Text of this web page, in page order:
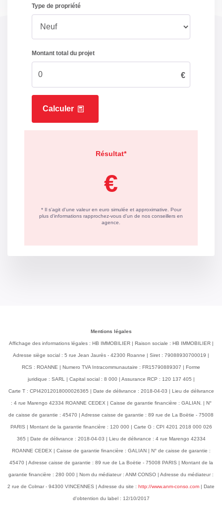
Mentions légales
Affichage des informations légales : HB IMMOBILIER | Raison sociale : HB IMMOBILIER |
Adresse siège social : 5 rue Jean Jaurès - 42300 Roanne | Siret : 79088930700019 |
RCS : ROANNE | Numero TVA Intracommunautaire : FR15790889307 | Forme
juridique : SARL | Capital social : 8 000 | Assurance RCP : 120 137 405 |
Carte T : CPI42012018000026365 | Date de délivrance : 2018-04-03 | Lieu de délivrance
: 4 rue Marengo 42334 ROANNE CEDEX | Caisse de garantie financière : GALIAN. | N°
de caisse de garantie : 45470 | Adresse caisse de garantie : 89 rue de La Boëtie - 75008
PARIS | Montant de la garantie financière : 120 000 | Carte G : CPI 4201 2018 000 026
365 | Date de délivrance : 2018-04-03 | Lieu de délivrance : 4 rue Marengo 42334
ROANNE CEDEX | Caisse de garantie financière : GALIAN | N° de caisse de garantie :
45470 | Adresse caisse de garantie : 89 rue de La Boëtie - 75008 PARIS | Montant de la
garantie financière : 280 000 | Nom du médiateur : ANM CONSO | Adresse du médiateur :
2 rue de Colmar - 94300 VINCENNES | Adresse du site : http://www.anm-conso.com | Date
d'obtention du label : 12/10/2017